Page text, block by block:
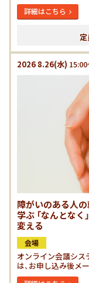
詳細はこちら
定
2026 8.26(水)
障がいのある人
学ぶ 「なんとなく
変える
会場
オンライン会議シス
は、お申し込み後メ